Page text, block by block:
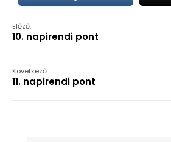
Előző:
10. napirendi pont
Következő:
11. napirendi pont